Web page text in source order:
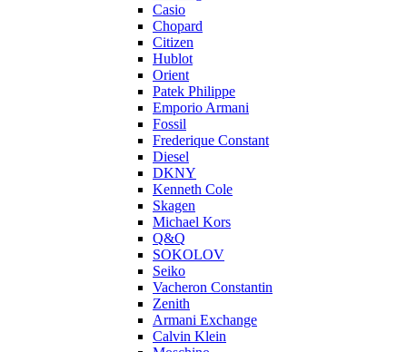
Casio
Chopard
Citizen
Hublot
Orient
Patek Philippe
Emporio Armani
Fossil
Frederique Constant
Diesel
DKNY
Kenneth Cole
Skagen
Michael Kors
Q&Q
SOKOLOV
Seiko
Vacheron Constantin
Zenith
Armani Exchange
Calvin Klein